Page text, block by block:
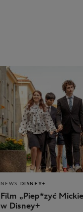
NEWS DISNEY+
Film „Piep*zyć
w Disney+